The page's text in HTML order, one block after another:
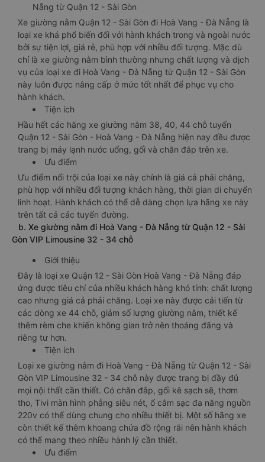
Nẵng từ Quận 12 - Sài Gòn
Xe giường nằm Quận 12 - Sài Gòn đi Hoà Vang - Đà Nẵng là
loại xe khá phổ biến đối với hành khách trong và ngoài nước
bởi sự tiện lợi, giá rẻ, phù hợp với nhiều đối tượng. Mặc dù
chỉ là xe giường nằm bình thường nhưng chất lượng và dịch
vụ của loại xe đi Hoà Vang - Đà Nẵng từ Quận 12 - Sài Gòn
này luôn được nâng cấp ở mức tốt nhất để phục vụ cho
hành khách.
Tiện ích
Hầu hết các hãng xe giường nằm 38, 40, 44 chỗ tuyến
Quận 12 - Sài Gòn - Hoà Vang - Đà Nẵng hiện nay đều được
trang bị máy lạnh nước uống, gối và chăn đắp trên xe.
Ưu điểm
Ưu điểm nổi trội của loại xe này chính là giá cả phải chăng,
phù hợp với nhiều đối tượng khách hàng, thời gian di chuyển
linh hoạt. Hành khách có thể dễ dàng chọn lựa hãng xe này
trên tất cả các tuyến đường.
b. Xe giường nằm đi Hoà Vang - Đà Nẵng từ Quận 12 - Sài
Gòn VIP Limousine 32 - 34 chỗ
Giới thiệu
Đây là loại xe Quận 12 - Sài Gòn Hoà Vang - Đà Nẵng đáp
ứng được tiêu chí của nhiều khách hàng khó tính: chất lượng
cao nhưng giá cả phải chăng. Loại xe này được cải tiến từ
các dòng xe 44 chỗ, giảm số lượng giường nằm, thiết kế
thêm rèm che khiến không gian trở nên thoáng đãng và
riêng tư hơn.
Tiện ích
Loại xe giường nằm đi Hoà Vang - Đà Nẵng từ Quận 12 - Sài
Gòn VIP Limousine 32 - 34 chỗ này được trang bị đầy đủ
mọi nội thất cần thiết. Có chăn đắp, gối kê sạch sẽ, thơm
tho, Tivi màn hình phẳng siêu nét, ổ cắm sạc đa năng nguồn
220v có thể dùng chung cho nhiều thiết bị. Một số hãng xe
còn thiết kế thêm khoang chứa đồ rộng rãi nên hành khách
có thể mang theo nhiều hành lý cần thiết.
Ưu điểm